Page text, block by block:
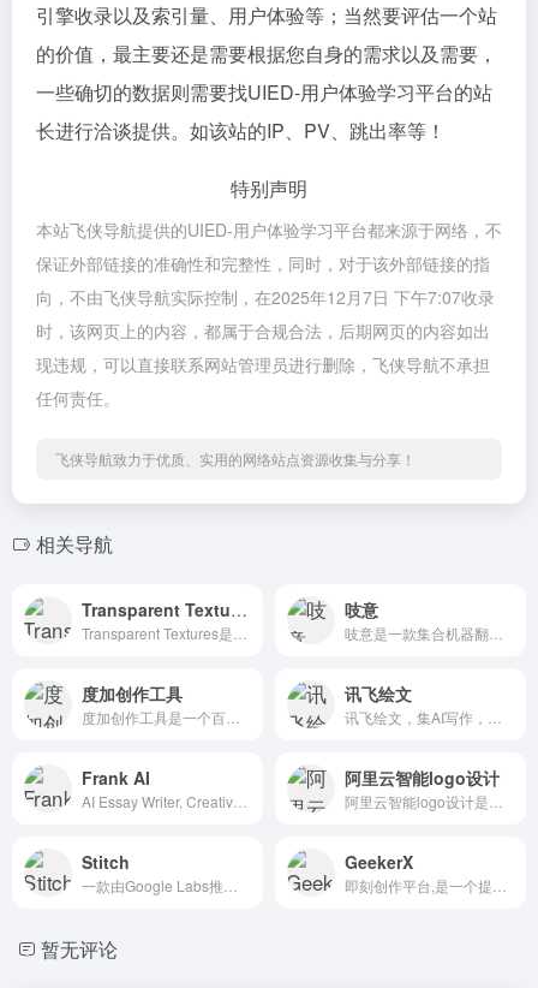
引擎收录以及索引量、用户体验等；当然要评估一个站
的价值，最主要还是需要根据您自身的需求以及需要，
一些确切的数据则需要找UIED-用户体验学习平台的站
长进行洽谈提供。如该站的IP、PV、跳出率等！
特别声明
本站飞侠导航提供的UIED-用户体验学习平台都来源于网络，不
保证外部链接的准确性和完整性，同时，对于该外部链接的指
向，不由飞侠导航实际控制，在2025年12月7日 下午7:07收录
时，该网页上的内容，都属于合规合法，后期网页的内容如出
现违规，可以直接联系网站管理员进行删除，飞侠导航不承担
任何责任。
飞侠导航致力于优质、实用的网络站点资源收集与分享！
相关导航
Transparent Textures 吱意
度加创作工具 讯飞绘文
Frank AI 阿里云智能logo设计
Stitch GeekerX
暂无评论